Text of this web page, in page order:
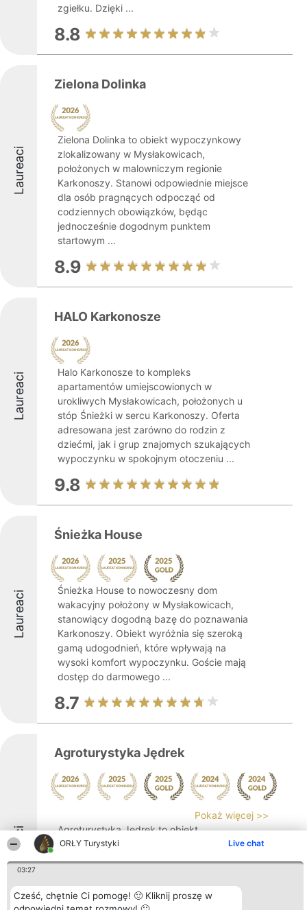
ORŁY Turystyki Live chat
03:27
Cześć, chętnie Ci pomogę! 🙂 Kliknij proszę w
zgiełku. Dzięki ...
8.8
Laureaci
Zielona Dolinka
Zielona Dolinka to obiekt wypoczynkowy
zlokalizowany w Mysłakowicach,
położonych w malowniczym regionie
Karkonoszy. Stanowi odpowiednie miejsce
dla osób pragnących odpocząć od
codziennych obowiązków, będąc
jednocześnie dogodnym punktem
startowym ...
8.9
Laureaci
HALO Karkonosze
Halo Karkonosze to kompleks
apartamentów umiejscowionych w
urokliwych Mysłakowicach, położonych u
stóp Śnieżki w sercu Karkonoszy. Oferta
adresowana jest zarówno do rodzin z
dziećmi, jak i grup znajomych szukających
wypoczynku w spokojnym otoczeniu ...
9.8
Laureaci
Śnieżka House
Śnieżka House to nowoczesny dom
wakacyjny położony w Mysłakowicach,
stanowiący dogodną bazę do poznawania
Karkonoszy. Obiekt wyróżnia się szeroką
gamą udogodnień, które wpływają na
wysoki komfort wypoczynku. Goście mają
dostęp do darmowego ...
8.7
Laureaci
Agroturystyka Jędrek
Pokaż więcej >>
Agroturystyka Jędrek to obiekt
agroturystyczny zlokalizowany w
oraz Śnieżkę. Obiekt stanowi dogodny
punkt do zwiedzania okolicznych atrakcji